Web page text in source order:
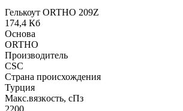
Гелькоут ORTHO 209Z
174,4 Кб
Основа
ORTHO
Производитель
CSC
Страна происхождения
Турция
Макс.вязкoсть, сПз
2200